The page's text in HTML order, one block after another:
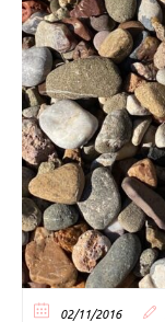
02/11/2016